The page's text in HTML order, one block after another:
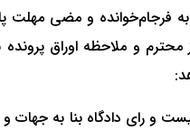
و مضی مهلت
و رای دادگاه بنا به